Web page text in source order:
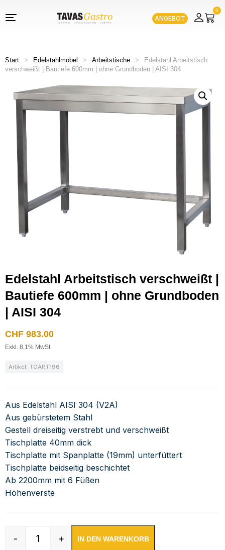
ANGEBOT
0
Start > Edelstahlmöbel > Arbeitstische >
Edelstahl Arbeitstisch
verschweißt | Bautiefe 600mm | ohne Grundboden | AISI 304
Edelstahl Arbeitstisch verschweißt |
Bautiefe 600mm | ohne Grundboden
| AISI 304
CHF 983.00
Exkl. 8,1% MwSt.
Artikel: TGART196
Aus Edelstahl AISI 304 (V2A)
Aus gebürstetem Stahl
Gestell dreiseitig verstrebt und verschweißt
Tischplatte 40mm dick
Tischplatte mit Spanplatte (19mm) unterfüttert
Tischplatte beidseitig beschichtet
Ab 2200mm mit 6 Füßen
Höhenverste
Edelstahl Arbeitstisch verschweißt | Bautiefe
- + IN DEN WARENKORB